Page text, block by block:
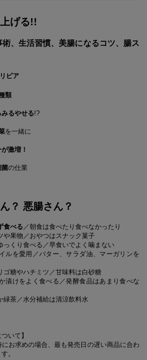
げる!!
、生活習慣、美腸になるコツ、腸ス
リビア
類
みるやせる!?
を一緒に
激増！
菌の仕業
？ 悪腸さん？
食べる／朝食は食べたり食べなかったり
や果物／おやつはスナック菓子
っくり食べる／早食いでよく噛まない
ルを愛用／バター、サラダ油、マーガリンを
ゴ糖やハチミツ／甘味料は白砂糖
漬けをよく食べる／発酵食品はあまり食べな
緑茶／水分補給は清涼飲料水
いて】
お求めの場合、最も発売日の遅い商品に合わ
。